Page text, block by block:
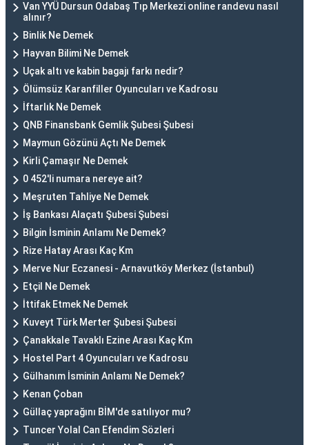
Van YYÜ Dursun Odabaş Tıp Merkezi online randevu nasıl
alınır?
Binlik Ne Demek
Hayvan Bilimi Ne Demek
Uçak altı ve kabin bagajı farkı nedir?
Ölümsüz Karanfiller Oyuncuları ve Kadrosu
İftarlık Ne Demek
QNB Finansbank Gemlik Şubesi Şubesi
Maymun Gözünü Açtı Ne Demek
Kirli Çamaşır Ne Demek
0 452'li numara nereye ait?
Meşruten Tahliye Ne Demek
İş Bankası Alaçatı Şubesi Şubesi
Bilgin İsminin Anlamı Ne Demek?
Rize Hatay Arası Kaç Km
Merve Nur Eczanesi - Arnavutköy Merkez (İstanbul)
Etçil Ne Demek
İttifak Etmek Ne Demek
Kuveyt Türk Merter Şubesi Şubesi
Çanakkale Tavaklı Ezine Arası Kaç Km
Hostel Part 4 Oyuncuları ve Kadrosu
Gülhanım İsminin Anlamı Ne Demek?
Kenan Çoban
Güllaç yaprağını BİM'de satılıyor mu?
Tuncer Yolal Can Efendim Sözleri